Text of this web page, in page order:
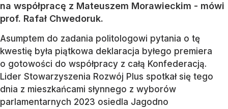
na współpracę z Mateuszem Morawieckim - mówi
prof. Rafał Chwedoruk.
Asumptem do zadania politologowi pytania o tę
kwestię była piątkowa deklaracja byłego premiera
o gotowości do współpracy z całą Konfederacją.
Lider Stowarzyszenia Rozwój Plus spotkał się tego
dnia z mieszkańcami słynnego z wyborów
parlamentarnych 2023 osiedla Jagodno